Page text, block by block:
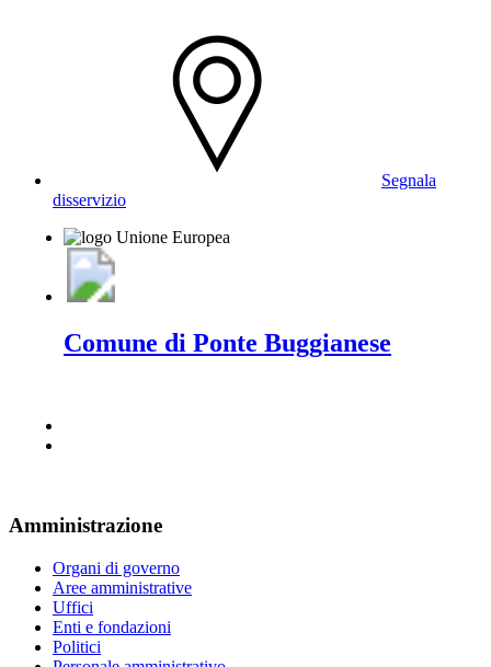
Segnala
disservizio
Comune di Ponte Buggianese
Amministrazione
Organi di governo
Aree amministrative
Uffici
Enti e fondazioni
Politici